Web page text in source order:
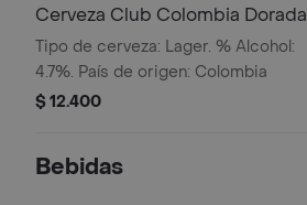
Cerveza Club Colombia Dorada
Lta 330ml
Tipo de cerveza: Lager. % Alcohol:
4.7%. País de origen: Colombia
$ 12.400
Bebidas